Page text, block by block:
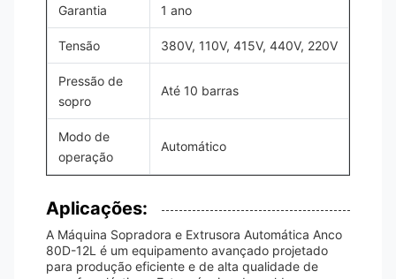
Garantia 1 ano
Tensão 380V, 110V, 415V, 440V, 220V
Pressão de
sopro
Até 10 barras
Modo de
operação
Automático
Aplicações:
A Máquina Sopradora e Extrusora Automática Anco
80D-12L é um equipamento avançado projetado
para produção eficiente e de alta qualidade de